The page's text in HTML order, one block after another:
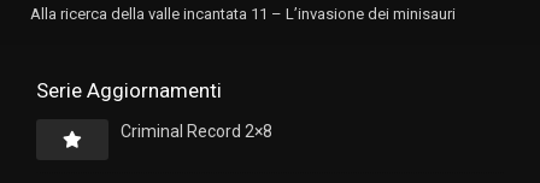
Alla ricerca della valle incantata 11 – L’invasione dei minisauri
Serie Aggiornamenti
Criminal Record 2×8